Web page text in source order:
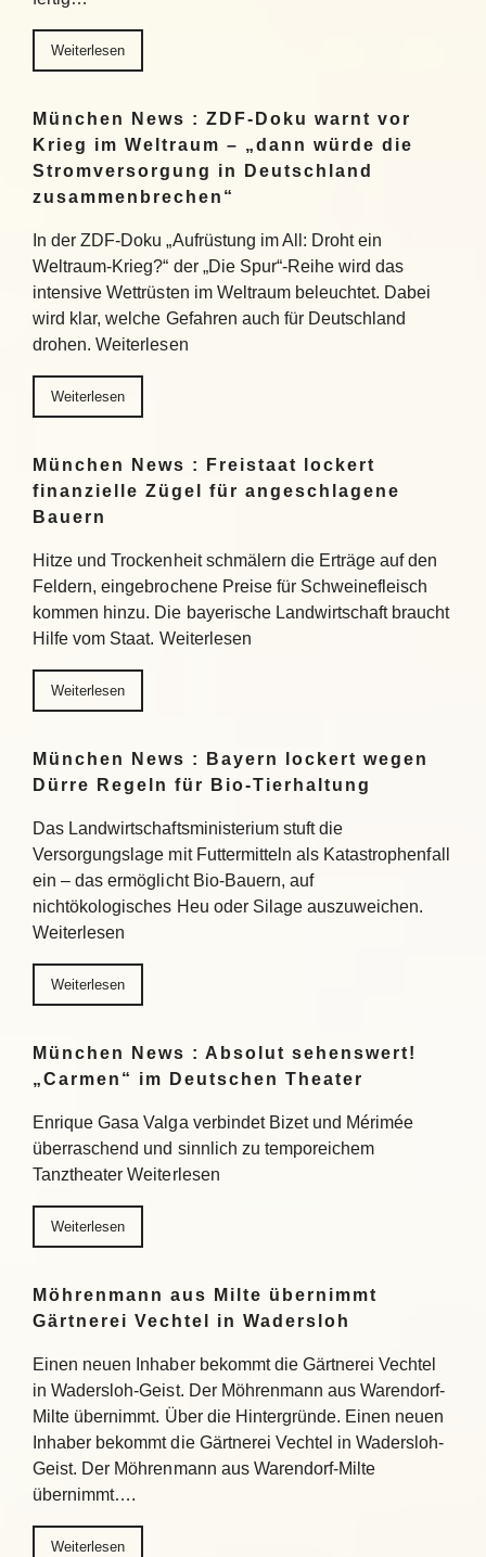
Weiterlesen
München News : ZDF-Doku warnt vor
Krieg im Weltraum – „dann würde die
Stromversorgung in Deutschland
zusammenbrechen“
In der ZDF-Doku „Aufrüstung im All: Droht ein
Weltraum-Krieg?“ der „Die Spur“-Reihe wird das
intensive Wettrüsten im Weltraum beleuchtet. Dabei
wird klar, welche Gefahren auch für Deutschland
drohen. Weiterlesen
Weiterlesen
München News : Freistaat lockert
finanzielle Zügel für angeschlagene
Bauern
Hitze und Trockenheit schmälern die Erträge auf den
Feldern, eingebrochene Preise für Schweinefleisch
kommen hinzu. Die bayerische Landwirtschaft braucht
Hilfe vom Staat. Weiterlesen
Weiterlesen
München News : Bayern lockert wegen
Dürre Regeln für Bio-Tierhaltung
Das Landwirtschaftsministerium stuft die
Versorgungslage mit Futtermitteln als Katastrophenfall
ein – das ermöglicht Bio-Bauern, auf
nichtökologisches Heu oder Silage auszuweichen.
Weiterlesen
Weiterlesen
München News : Absolut sehenswert!
„Carmen“ im Deutschen Theater
Enrique Gasa Valga verbindet Bizet und Mérimée
überraschend und sinnlich zu temporeichem
Tanztheater Weiterlesen
Weiterlesen
Möhrenmann aus Milte übernimmt
Gärtnerei Vechtel in Wadersloh
Einen neuen Inhaber bekommt die Gärtnerei Vechtel
in Wadersloh-Geist. Der Möhrenmann aus Warendorf-
Milte übernimmt. Über die Hintergründe. Einen neuen
Inhaber bekommt die Gärtnerei Vechtel in Wadersloh-
Geist. Der Möhrenmann aus Warendorf-Milte
übernimmt….
Weiterlesen